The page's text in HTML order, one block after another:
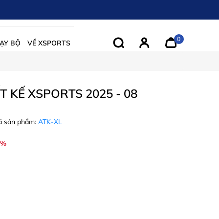
BỘ VỀ XSPORTS 0
KẾ XSPORTS 2025 - 08
sản phẩm: ATK-XL